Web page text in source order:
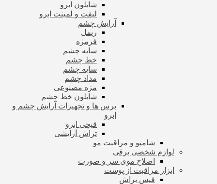
شابلون ابرو
لیفت و لمینت ابرو
آرایش چشم
ریمل
فرمژه
سایه چشم
خط چشم
سایه چشم
مداد چشم
مژه مصنوعی
شابلون خط چشم
برس ها و تجهیزات آرایش چشم و
ابرو
قیچی ابرو
تراش آرایشی
شامپو و مراقبت مو
لوازم شخصی برقی
اصلاح موی سر و صورت
ابزار مراقبت از پوست
فیس براش